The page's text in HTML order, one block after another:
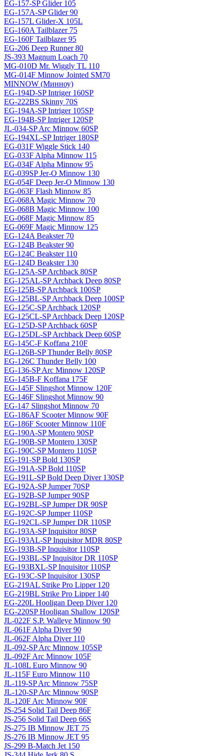
EG-157-SP Glider 105
EG-157A-SP Glider 90
EG-157L Glider-X 105L
EG-160A Tailblazer 75
EG-160F Tailblazer 95
EG-206 Deep Runner 80
JS-393 Magnum Loach 70
MG-010D Mr. Wiggly TL 110
MG-014F Minnow Jointed SM70
MINNOW (Минноу)
EG-194D-SP Intriger 160SP
EG-222BS Skinny 70S
EG-194A-SP Intriger 105SP
EG-194B-SP Intriger 120SP
JL-034-SP Arc Minnow 60SP
EG-194XL-SP Intriger 180SP
EG-031F Wiggle Stick 140
EG-033F Alpha Minnow 115
EG-034F Alpha Minnow 95
EG-039SP Jer-O Minnow 130
EG-054F Deep Jer-O Minnow 130
EG-063F Flash Minnow 85
EG-068A Magic Minnow 70
EG-068B Magic Minnow 100
EG-068F Magic Minnow 85
EG-069F Magiс Minnow 125
EG-124A Beakster 70
EG-124B Beakster 90
EG-124C Beakster 110
EG-124D Beakster 130
EG-125A-SP Archback 80SP
EG-125AL-SP Archback Deep 80SP
EG-125B-SP Archback 100SP
EG-125BL-SP Archback Deep 100SP
EG-125C-SP Archback 120SP
EG-125CL-SP Archback Deep 120SP
EG-125D-SP Archback 60SP
EG-125DL-SP Archback Deep 60SP
EG-145C-F Koffana 210F
EG-126B-SP Thunder Belly 80SP
EG-126C Thunder Belly 100
EG-136-SP Arc Minnow 120SP
EG-145B-F Koffana 175F
EG-145F Slingshot Minnow 120F
EG-146F Slingshot Minnow 90
EG-147 Slingshot Minnow 70
EG-186AF Scooter Minnow 90F
EG-186F Scooter Minnow 110F
EG-190A-SP Montero 90SP
EG-190B-SP Montero 130SP
EG-190C-SP Montero 110SP
EG-191-SP Bold 130SP
EG-191A-SP Bold 110SP
EG-191L-SP Bold Deep Diver 130SP
EG-192A-SP Jumper 70SP
EG-192B-SP Jumper 90SP
EG-192BL-SP Jumper DR 90SP
EG-192C-SP Jumper 110SP
EG-192CL-SP Jumper DR 110SP
EG-193A-SP Inquisitor 80SP
EG-193AL-SP Inquisitor MDR 80SP
EG-193B-SP Inquisitor 110SP
EG-193BL-SP Inquisitor DR 110SP
EG-193BXL-SP Inquisitor 110SP
EG-193C-SP Inquisitor 130SP
EG-219AL Strike Pro Lipper 120
EG-219BL Strike Pro Lipper 140
EG-220L Hooligan Deep Diver 120
EG-220SP Hooligan Shallow 120SP
JL-022F S.P. Walleye Minnow 90
JL-061F Alpha Diver 90
JL-062F Alpha Diver 110
JL-092-SP Arc Minnow 105SP
JL-092F Arc Minnow 105F
JL-108L Euro Minnow 90
JL-115F Euro Minnow 110
JL-119-SP Arc Minnow 75SP
JL-120-SP Arc Minnow 90SP
JL-120F Arc Minnow 90F
JS-254 Solid Tail Deep 86F
JS-256 Solid Tail Deep 66S
JS-275 IB Minnow JET 75
JS-276 IB Minnow JET 95
JS-299 B-Match Jet 150